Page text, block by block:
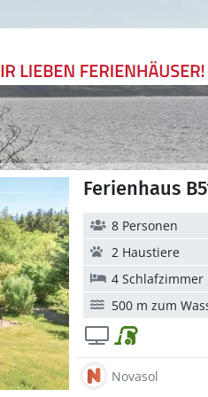
Ferienhaus
8 Personen
2 Haustiere
4 Schlafzimmer
500 m zum
Novasol